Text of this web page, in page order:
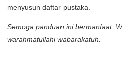
menyusun daftar pustaka.
Semoga panduan ini bermanfaat.
warahmatullahi wabarakatuh.